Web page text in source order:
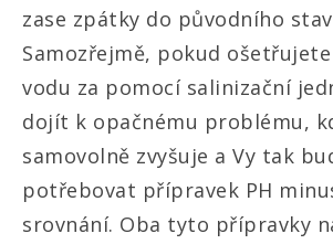
zase zpátky do původního
Samozřejmě, pokud
vodu za pomocí salinizační
dojít k opačnému problému,
samovolně zvyšuje a Vy tak
potřebovat přípravek PH
srovnání. Oba tyto přípravky